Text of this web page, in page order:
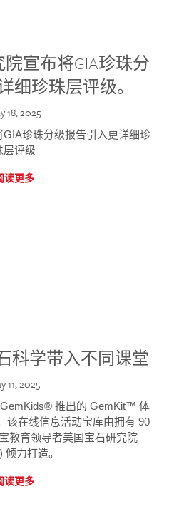
宣布将GIA珍珠分
细珍珠层评级。
18, 2025
珍珠分级报告引入更详细珍
层评级
读更多
科学带入不同课堂
11, 2025
推出的 GemKit™ 体
该在线信息活动宝库由拥有 90
教育领导者美国宝石研究院
倾力打造。
读更多